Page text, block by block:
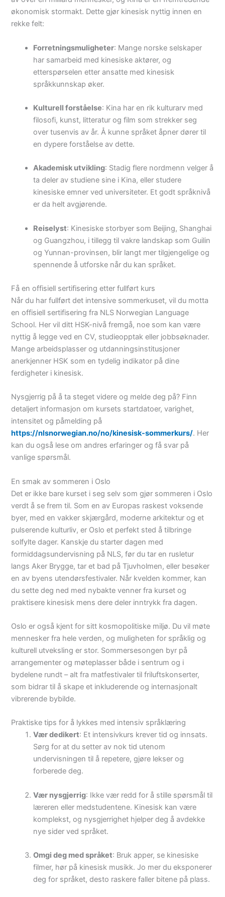
økonomisk stormakt. Dette gjør kinesisk nyttig innen en
rekke felt:
Forretningsmuligheter: Mange norske selskaper
har samarbeid med kinesiske aktører, og
etterspørselen etter ansatte med kinesisk
språkkunnskap øker.
Kulturell forståelse: Kina har en rik kulturarv med
filosofi, kunst, litteratur og film som strekker seg
over tusenvis av år. Å kunne språket åpner dører til
en dypere forståelse av dette.
Akademisk utvikling: Stadig flere nordmenn velger å
ta deler av studiene sine i Kina, eller studere
kinesiske emner ved universiteter. Et godt språknivå
er da helt avgjørende.
Reiselyst: Kinesiske storbyer som Beijing, Shanghai
og Guangzhou, i tillegg til vakre landskap som Guilin
og Yunnan-provinsen, blir langt mer tilgjengelige og
spennende å utforske når du kan språket.
Få en offisiell sertifisering etter fullført kurs
Når du har fullført det intensive sommerkuset, vil du motta
en offisiell sertifisering fra NLS Norwegian Language
School. Her vil ditt HSK-nivå fremgå, noe som kan være
nyttig å legge ved en CV, studieopptak eller jobbsøknader.
Mange arbeidsplasser og utdanningsinstitusjoner
anerkjenner HSK som en tydelig indikator på dine
ferdigheter i kinesisk.
Nysgjerrig på å ta steget videre og melde deg på? Finn
detaljert informasjon om kursets startdatoer, varighet,
intensitet og påmelding på
https://nlsnorwegian.no/no/kinesisk-sommerkurs/. Her
kan du også lese om andres erfaringer og få svar på
vanlige spørsmål.
En smak av sommeren i Oslo
Det er ikke bare kurset i seg selv som gjør sommeren i Oslo
verdt å se frem til. Som en av Europas raskest voksende
byer, med en vakker skjærgård, moderne arkitektur og et
pulserende kulturliv, er Oslo et perfekt sted å tilbringe
solfylte dager. Kanskje du starter dagen med
formiddagsundervisning på NLS, før du tar en rusletur
langs Aker Brygge, tar et bad på Tjuvholmen, eller besøker
en av byens utendørsfestivaler. Når kvelden kommer, kan
du sette deg ned med nybakte venner fra kurset og
praktisere kinesisk mens dere deler inntrykk fra dagen.
Oslo er også kjent for sitt kosmopolitiske miljø. Du vil møte
mennesker fra hele verden, og muligheten for språklig og
kulturell utveksling er stor. Sommersesongen byr på
arrangementer og møteplasser både i sentrum og i
bydelene rundt – alt fra matfestivaler til friluftskonserter,
som bidrar til å skape et inkluderende og internasjonalt
vibrerende bybilde.
Praktiske tips for å lykkes med intensiv språklæring
Vær dedikert: Et intensivkurs krever tid og innsats.
Sørg for at du setter av nok tid utenom
undervisningen til å repetere, gjøre lekser og
forberede deg.
Vær nysgjerrig: Ikke vær redd for å stille spørsmål til
læreren eller medstudentene. Kinesisk kan være
komplekst, og nysgjerrighet hjelper deg å avdekke
nye sider ved språket.
Omgi deg med språket: Bruk apper, se kinesiske
filmer, hør på kinesisk musikk. Jo mer du eksponerer
deg for språket, desto raskere faller bitene på plass.